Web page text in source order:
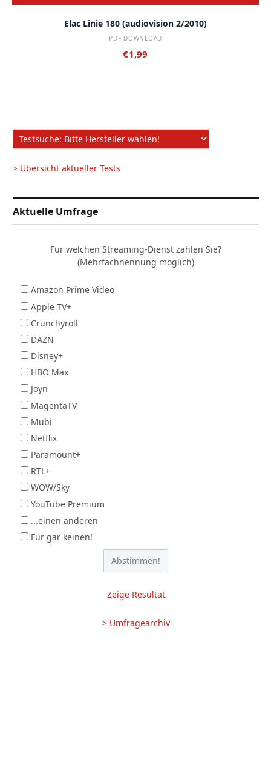
Elac Linie 180 (audiovision 2/2010)
PDF-DOWNLOAD
€1,99
> Übersicht aktueller Tests
Aktuelle Umfrage
Für welchen Streaming-Dienst zahlen Sie?
(Mehrfachnennung möglich)
Amazon Prime Video
Apple TV+
Crunchyroll
DAZN
Disney+
HBO Max
Joyn
MagentaTV
Mubi
Netflix
Paramount+
RTL+
WOW/Sky
YouTube Premium
...einen anderen
Für gar keinen!
Zeige Resultat
> Umfragearchiv